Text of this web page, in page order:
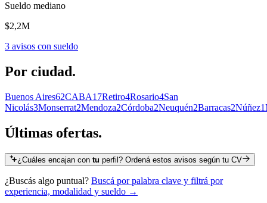
Sueldo mediano
$2,2M
3 avisos con sueldo
Por ciudad.
Buenos Aires62CABA17Retiro4Rosario4San
Nicolás3Monserrat2Mendoza2Córdoba2Neuquén2Barracas2Núñez1
Últimas ofertas.
¿Cuáles encajan contu perfil? Ordená estos avisos según tu CV
¿Buscás algo puntual? Buscá por palabra clave y filtrá por
experiencia, modalidad y sueldo →